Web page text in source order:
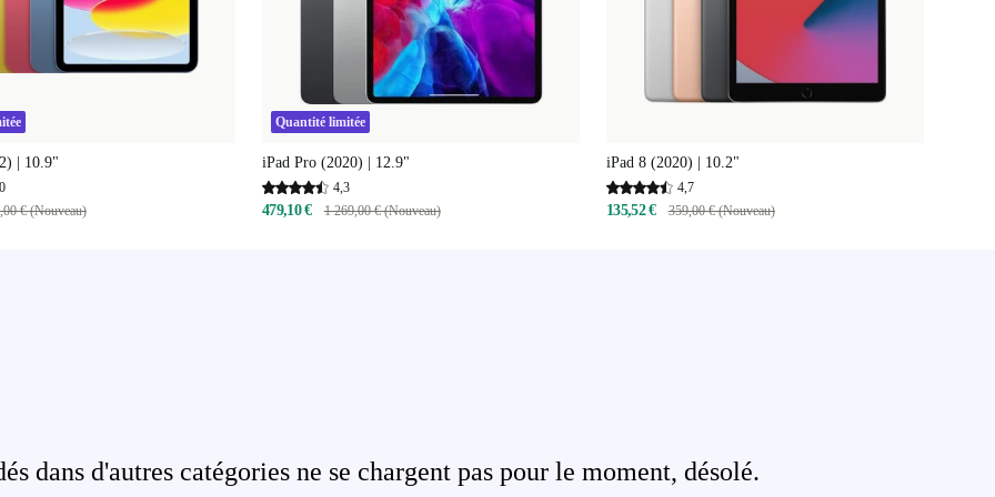
| 10.9"
€ (Nouveau)
dans d'autres catégories ne se chargent pas pour le moment, désolé.
Quantité limitée
iPad Pro (2020) | 12.9"
4,3
479,10 € 1 269,00 € (Nouveau)
iPad 8 (2020) | 10.2"
4,7
135,52 € 359,00 € (Nouveau)